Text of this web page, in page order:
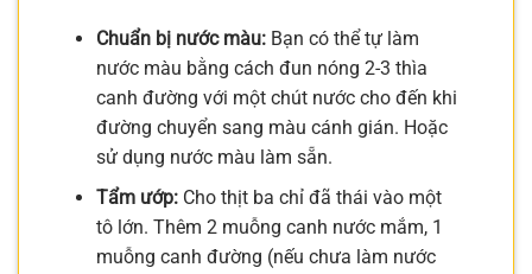
Chuẩn bị nước màu:Bạn có thể tự làm
nước màu bằng cách đun nóng 2-3 thìa
canh đường với một chút nước cho đến khi
đường chuyển sang màu cánh gián. Hoặc
sử dụng nước màu làm sẵn.
Tẩm ướp:Cho thịt ba chỉ đã thái vào một
tô lớn. Thêm 2 muỗng canh nước mắm, 1
muỗng canh đường (nếu chưa làm nước